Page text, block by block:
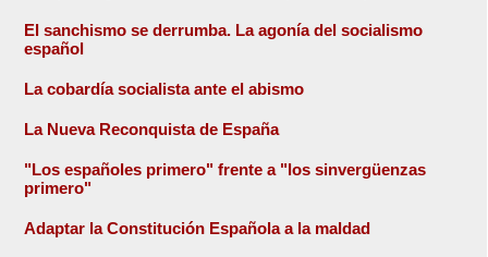
El sanchismo se derrumba. La agonía del socialismo
español
La cobardía socialista ante el abismo
La Nueva Reconquista de España
"Los españoles primero" frente a "los sinvergüenzas
primero"
Adaptar la Constitución Española a la maldad